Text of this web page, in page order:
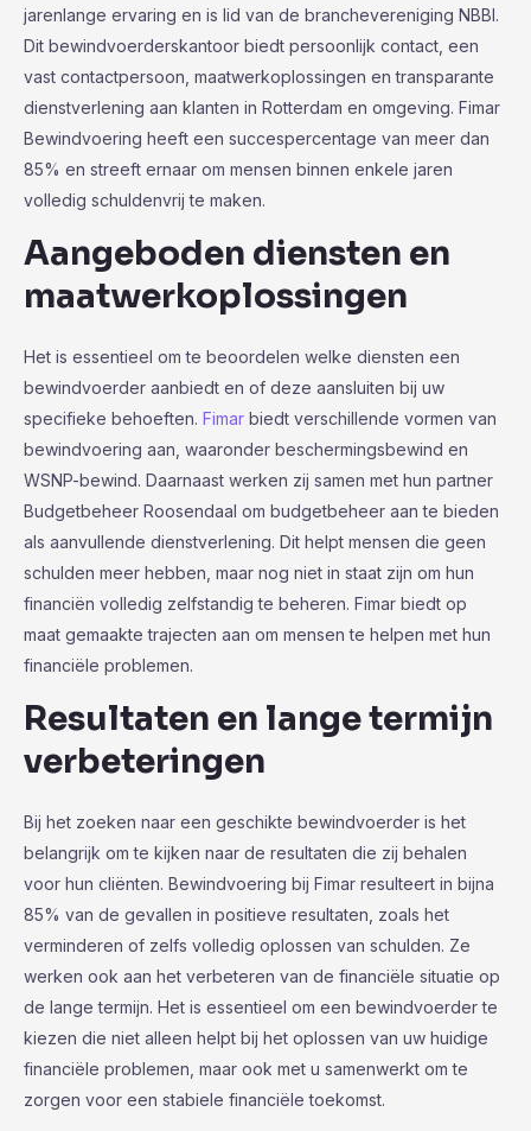
jarenlange ervaring en is lid van de branchevereniging NBBI.
Dit bewindvoerderskantoor biedt persoonlijk contact, een
vast contactpersoon, maatwerkoplossingen en transparante
dienstverlening aan klanten in Rotterdam en omgeving. Fimar
Bewindvoering heeft een succespercentage van meer dan
85% en streeft ernaar om mensen binnen enkele jaren
volledig schuldenvrij te maken.
Aangeboden diensten en
maatwerkoplossingen
Het is essentieel om te beoordelen welke diensten een
bewindvoerder aanbiedt en of deze aansluiten bij uw
specifieke behoeften. Fimar biedt verschillende vormen van
bewindvoering aan, waaronder beschermingsbewind en
WSNP-bewind. Daarnaast werken zij samen met hun partner
Budgetbeheer Roosendaal om budgetbeheer aan te bieden
als aanvullende dienstverlening. Dit helpt mensen die geen
schulden meer hebben, maar nog niet in staat zijn om hun
financiën volledig zelfstandig te beheren. Fimar biedt op
maat gemaakte trajecten aan om mensen te helpen met hun
financiële problemen.
Resultaten en lange termijn
verbeteringen
Bij het zoeken naar een geschikte bewindvoerder is het
belangrijk om te kijken naar de resultaten die zij behalen
voor hun cliënten. Bewindvoering bij Fimar resulteert in bijna
85% van de gevallen in positieve resultaten, zoals het
verminderen of zelfs volledig oplossen van schulden. Ze
werken ook aan het verbeteren van de financiële situatie op
de lange termijn. Het is essentieel om een bewindvoerder te
kiezen die niet alleen helpt bij het oplossen van uw huidige
financiële problemen, maar ook met u samenwerkt om te
zorgen voor een stabiele financiële toekomst.